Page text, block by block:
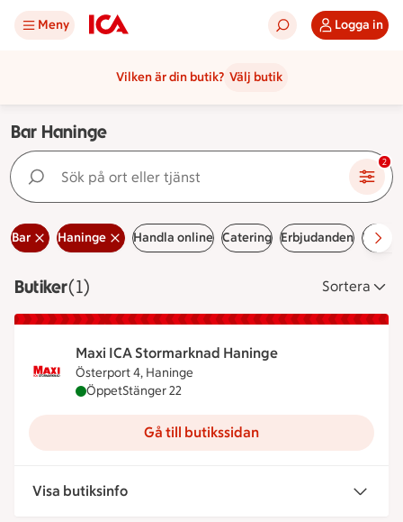
Meny Logga in
Vilken är din butik? Välj butik
Bar Haninge
Sök på ort eller tjänst 2
Bar Haninge Handla online Catering Erbjudanden
ButikerVisar 1 stycken
(1) Sortera
Maxi ICA Stormarknad Haninge
Österport 4, Haninge
Maxi ICA Stormarknad Haninge är öppen nu,
ÖppetStänger 22
Gå till butikssidan
Visa butiksinfo